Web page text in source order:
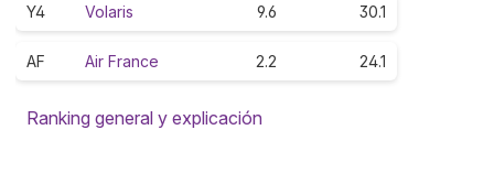
Y4 Volaris 9.6 30.1
AF Air France 2.2 24.1
Ranking general y explicación